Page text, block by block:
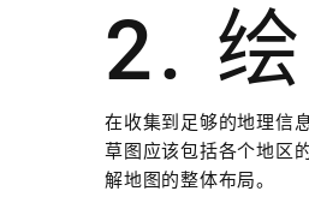
2.
在收集到足够的地理信
草图应该包括各个地区
解地图的整体布局。